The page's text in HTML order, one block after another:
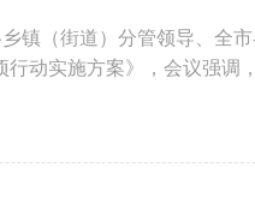
镇（街道）分管领导、全
动实施方案》，会议强调